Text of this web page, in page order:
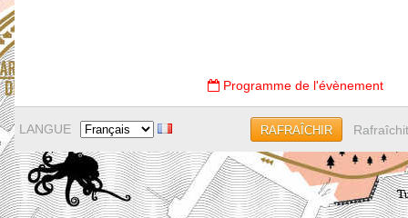
Programme de l'évènement
LANGUE RAFRAÎCHIR